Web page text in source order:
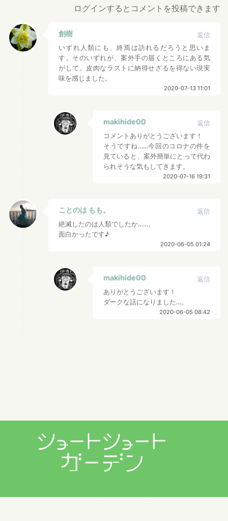
ログインするとコメントを投稿できます
創樹
返信
いずれ人類にも、終焉は訪れるだろうと思いま
す。そのいずれが、案外手の届くところにある気
がして。皮肉なラストに納得せざるを得ない現実
味を感じました。
2020-07-13 11:01
makihide00
返信
コメントありがとうございます！
そうですね……今回のコロナの件を
見ていると、案外簡単にとって代わ
られそうな気もしてきます。
2020-07-16 19:31
ことのは もも。
返信
絶滅したのは人類でしたか……。
面白かったです♪
2020-06-05 01:24
makihide00
返信
ありがとうございます！
ダークな話になりました…。
2020-06-05 08:42
プライバシーポリシー 利用規約 お問い合わせ